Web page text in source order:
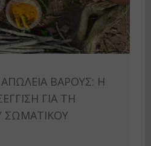
ΑΠΏΛΕΙΑ ΒΆΡΟΥΣ: Η
ΓΙΑ ΤΗ
ΣΩΜΑΤΙΚΟΎ